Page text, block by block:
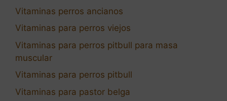
Vitaminas perros ancianos
Vitaminas para perros viejos
Vitaminas para perros pitbull para masa
muscular
Vitaminas para perros pitbull
Vitaminas para pastor belga